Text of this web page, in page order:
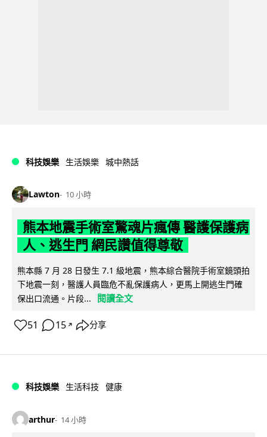
科技娛樂 生活娛樂 城中熱話
Lawton 10 小時
熊本地震手術室驚魂片瘋傳 醫護保護病
人、逃生門 網民讚值得尊敬
熊本縣 7 月 28 日發生 7.1 級地震，熊本綜合醫院手術室鏡頭拍
下地震一刻，醫護人員臨危不亂保護病人，更馬上開逃生門確
保出口流通。片段...
閱讀全文
51 15 ↗ 分享
科技娛樂 生活科技 健康
arthur 14 小時